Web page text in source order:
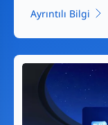
Ayrıntılı Bilgi